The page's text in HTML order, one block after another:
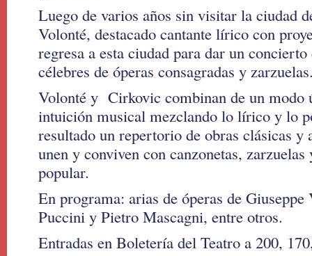
Luego de varios años sin visitar la ciudad
Volonté, destacado cantante lírico con
regresa a esta ciudad para dar un
célebres de óperas consagradas y
Volonté y Cirkovic combinan de un modo
intuición musical mezclando lo lírico y lo
resultado un repertorio de obras clásicas y
unen y conviven con canzonetas,
popular.
En programa: arias de óperas de
Puccini y Pietro Mascagni, entre otros.
Entradas en Boletería del Teatro a 200,